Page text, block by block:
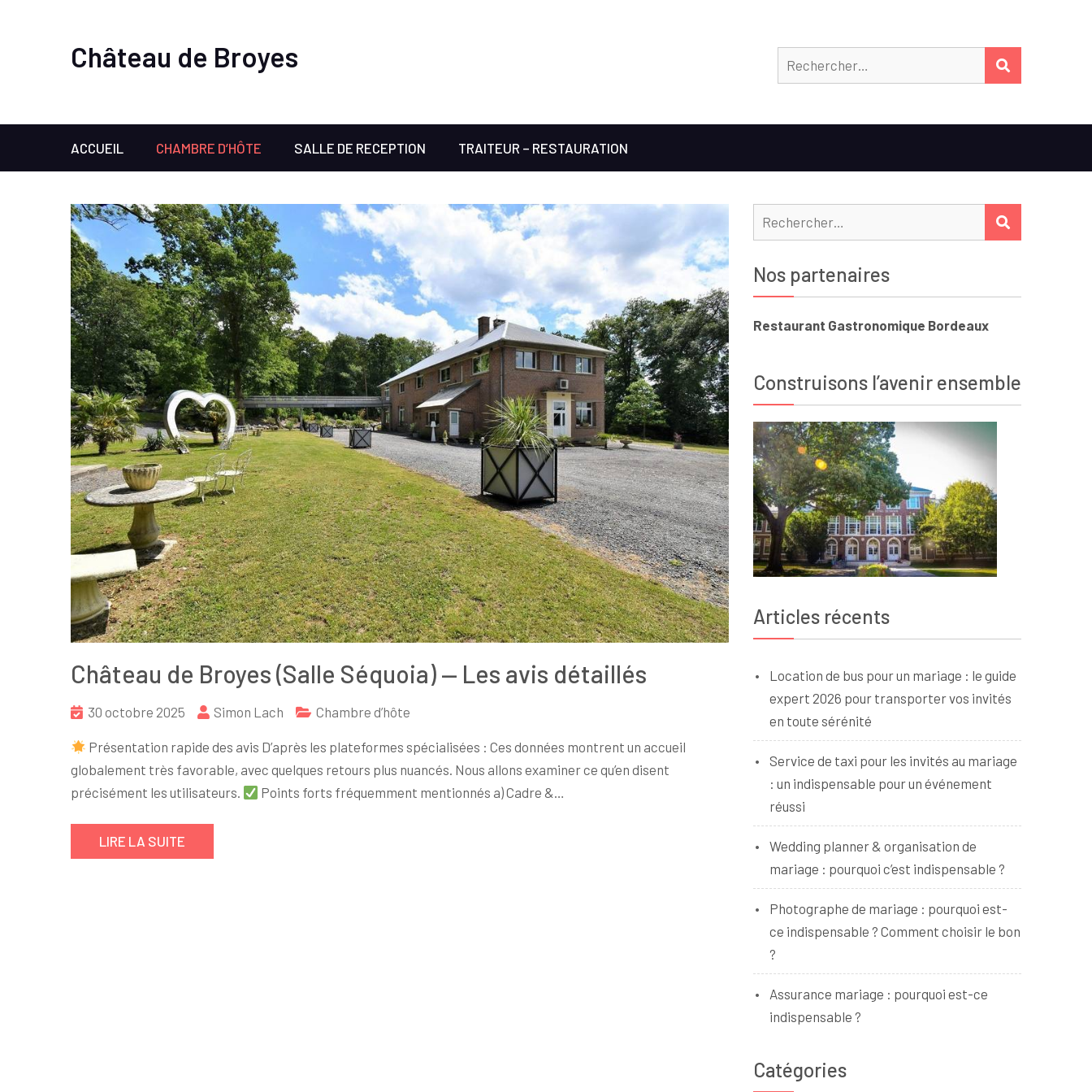
Château de Broyes
ACCUEIL CHAMBRE D’HÔTE SALLE DE RECEPTION TRAITEUR – RESTAURATION
Château de Broyes (Salle Séquoia) — Les avis détaillés
30 octobre 2025 Simon Lach Chambre d’hôte
Présentation rapide des avis D’après les plateformes spécialisées : Ces données montrent un accueil
globalement très favorable, avec quelques retours plus nuancés. Nous allons examiner ce qu’en disent
précisément les utilisateurs.
Points forts fréquemment mentionnés a) Cadre &…
LIRE LA SUITE
Rechercher :
Nos partenaires
Restaurant Gastronomique Bordeaux
Construisons l’avenir ensemble
Articles récents
Location de bus pour un mariage : le guide
expert 2026 pour transporter vos invités
en toute sérénité
Service de taxi pour les invités au mariage
: un indispensable pour un événement
réussi
Wedding planner & organisation de
mariage : pourquoi c’est indispensable ?
Photographe de mariage : pourquoi est-
ce indispensable ? Comment choisir le bon
?
Assurance mariage : pourquoi est-ce
indispensable ?
Catégories